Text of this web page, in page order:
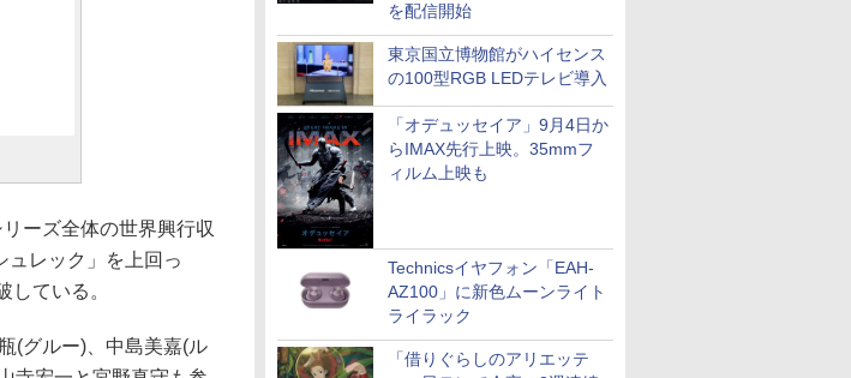
を配信開始
東京国立博物館がハイセンス
の100型RGB LEDテレビ導入
「オデュッセイア」9月4日か
らIMAX先行上映。35mmフ
ィルム上映も
Technicsイヤフォン「EAH-
AZ100」に新色ムーンライト
ライラック
「借りぐらしのアリエッテ
ーズ全体の世界興行収
ュレック」を上回っ
ている。
(グルー)、中島美嘉(ル